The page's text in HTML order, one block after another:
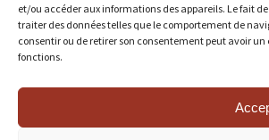
et/ou accéder aux informations des appareils. Le fait
traiter des données telles que le comportement de
consentir ou de retirer son consentement peut avoir
fonctions.